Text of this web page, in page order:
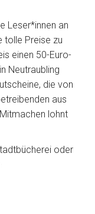
Leser*innen an
tolle Preise zu
einen 50-Euro-
Neutraubling
die von
aus
lohnt
oder